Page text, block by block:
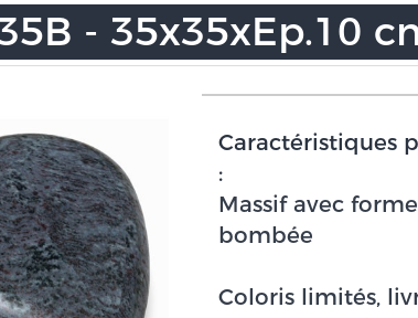
- 35x35xEp.10
Caractéristiques
:
Massif avec forme
bombée
Coloris limités,